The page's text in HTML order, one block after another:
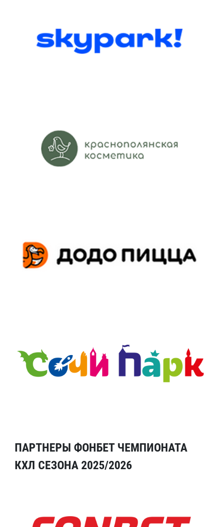
ПАРТНЕРЫ ФОНБЕТ ЧЕМПИОНАТА
КХЛ СЕЗОНА 2025/2026